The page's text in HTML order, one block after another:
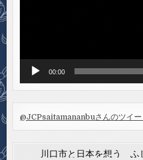
00:00
@JCPsaitamananbuさんのツイー
川口市と日本を想う ふ